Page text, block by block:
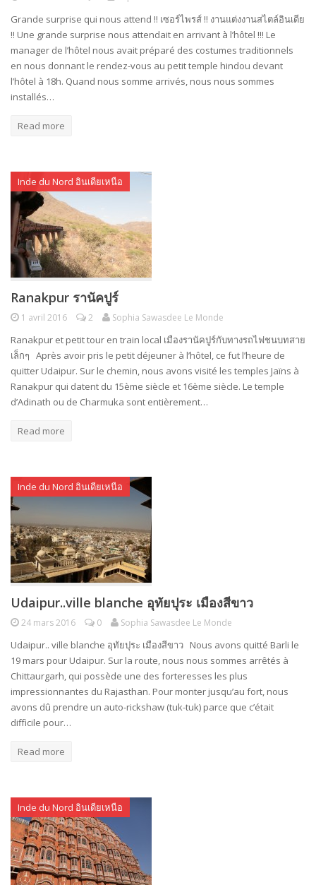
Grande surprise qui nous attend !! เซอร์ไพรส์ !! งานแต่งงานสไตล์อินเดีย
!! Une grande surprise nous attendait en arrivant à l’hôtel !!! Le
manager de l’hôtel nous avait préparé des costumes traditionnels
en nous donnant le rendez-vous au petit temple hindou devant
l’hôtel à 18h. Quand nous somme arrivés, nous nous sommes
installés…
Read more
Inde du Nord อินเดียเหนือ
Ranakpur รานัคปูร์
1 avril 2016 2 Sophia Sawasdee Le Monde
Ranakpur et petit tour en train local เมืองรานัคปูร์กับทางรถไฟชนบทสาย
เล็กๆ Après avoir pris le petit déjeuner à l’hôtel, ce fut l’heure de
quitter Udaipur. Sur le chemin, nous avons visité les temples Jaïns à
Ranakpur qui datent du 15ème siècle et 16ème siècle. Le temple
d’Adinath ou de Charmuka sont entièrement…
Read more
Inde du Nord อินเดียเหนือ
Udaipur..ville blanche อุทัยปุระ เมืองสีขาว
24 mars 2016 0 Sophia Sawasdee Le Monde
Udaipur.. ville blanche อุทัยปุระ เมืองสีขาว Nous avons quitté Barli le
19 mars pour Udaipur. Sur la route, nous nous sommes arrêtés à
Chittaurgarh, qui possède une des forteresses les plus
impressionnantes du Rajasthan. Pour monter jusqu’au fort, nous
avons dû prendre un auto-rickshaw (tuk-tuk) parce que c’était
difficile pour…
Read more
Inde du Nord อินเดียเหนือ